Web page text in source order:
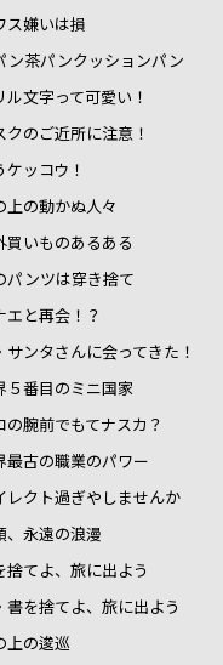
ス嫌いは損
ン茶パンクッションパン
文字って可愛い！
のご近所に注意！
ッコウ！
の動かぬ人々
いものあるある
パンツは穿き捨て
と再会！？
ンタさんに会ってきた！
５番目のミニ国家
腕前でもてナスカ？
古の職業のパワー
クト過ぎやしませんか
、永遠の浪漫
てよ、旅に出よう
を捨てよ、旅に出よう
上の逡巡